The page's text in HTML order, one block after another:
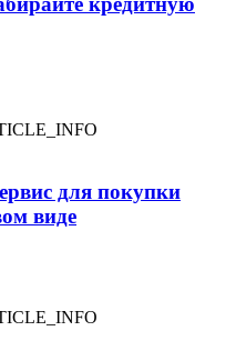
для покупки
виде